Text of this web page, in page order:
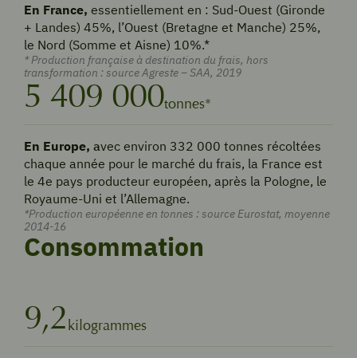
En France, essentiellement en : Sud-Ouest (Gironde
+ Landes) 45%, l’Ouest (Bretagne et Manche) 25%,
le Nord (Somme et Aisne) 10%.*
* Production française à destination du frais, hors
transformation : source Agreste – SAA, 2019
5 409 000tonnes*
En Europe, avec environ 332 000 tonnes récoltées
chaque année pour le marché du frais, la France est
le 4e pays producteur européen, après la Pologne, le
Royaume-Uni et l’Allemagne.
*Production européenne en tonnes : source Eurostat, moyenne
2014-16
Consommation
9,2 kilogrammes